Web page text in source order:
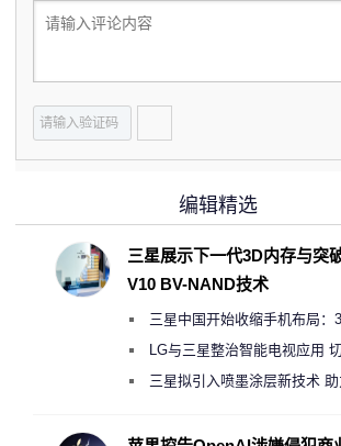
编辑精选
三星展示下一代3D内存与突
V10 BV-NAND技术
三星中国开始收缩手机布局：
月销售额不达标门店 将被逐步清
LG与三星整治智能电视应用
偷偷共享带宽的违规行为
三星拟引入喷墨涂层新技术 助
度